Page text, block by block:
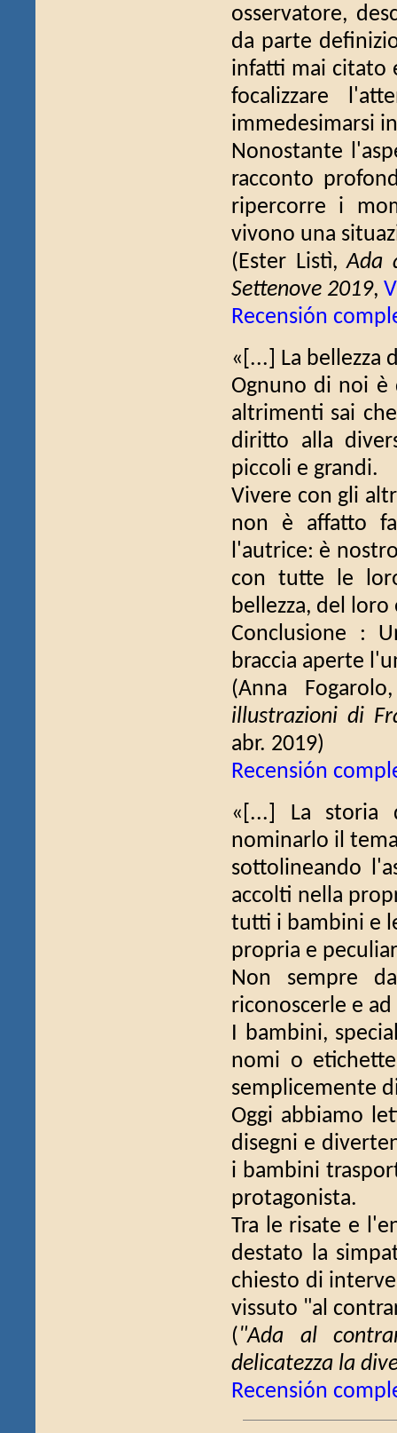
osservatore,
da parte
infatti mai citato
focalizzare
immedesimarsi
Nonostante
racconto
ripercorre i
vivono una
(Ester Listì,Ada
Settenove 2019,
Recensión
«[...] La bellezza
Ognuno di noi è
altrimenti sai
diritto alla
piccoli e grandi.
Vivere con gli
non è affatto
l'autrice: è
con tutte le
bellezza, del
Conclusione :
braccia aperte
(Anna
illustrazioni di
abr. 2019)
Recensión
«[...] La storia
nominarlo il
sottolineando
accolti nella
tutti i bambini e
propria e
Non sempre
riconoscerle e
I bambini,
nomi o
semplicemente
Oggi abbiamo
disegni e
i bambini
protagonista.
Tra le risate e
destato la
chiesto di
vissuto "al
( "Ada al
delicatezza la
Recensión